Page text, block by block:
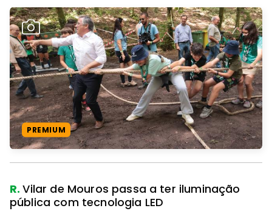
PREMIUM
R.Vilar de Mouros passa a ter iluminação
pública com tecnologia LED